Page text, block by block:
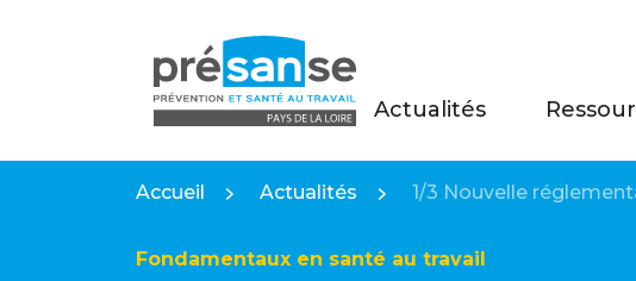
Actualités
Fondamentaux en santé au travail
Accueil Actualités 1/3 Nouvelle